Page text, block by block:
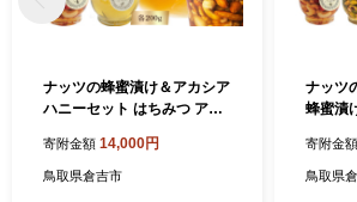
ナッツの蜂蜜漬け＆アカシア
ハニーセット はちみつ アカ
吉市
寄附金額 14,000円
鳥取県倉吉市
ナッツ
蜂蜜漬
倉吉 倉
寄附金額
鳥取県